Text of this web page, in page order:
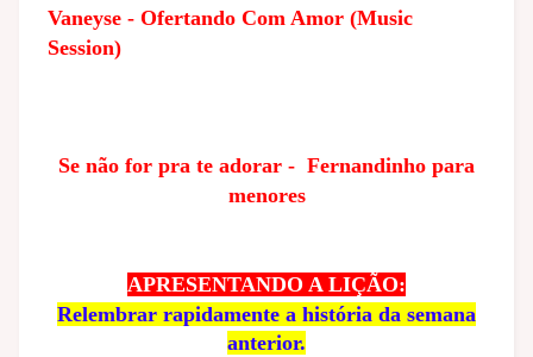
Vaneyse - Ofertando Com Amor (Music
Session)
Se não for pra te adorar - Fernandinho para
menores
APRESENTANDO A LIÇÃO:
Relembrar rapidamente a história da semana
anterior.